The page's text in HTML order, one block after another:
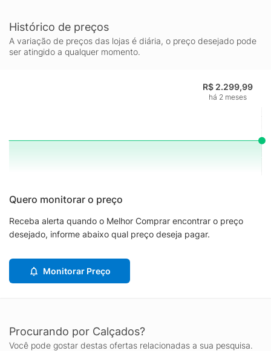
Histórico de preços
A variação de preços das lojas é diária, o preço desejado pode
ser atingido a qualquer momento.
R$ 2.299,99
há 2 meses
Quero monitorar o preço
Receba alerta quando o Melhor Comprar encontrar o preço
desejado, informe abaixo qual preço deseja pagar.
Monitorar Preço
Procurando por Calçados?
Você pode gostar destas ofertas relacionadas a sua pesquisa.